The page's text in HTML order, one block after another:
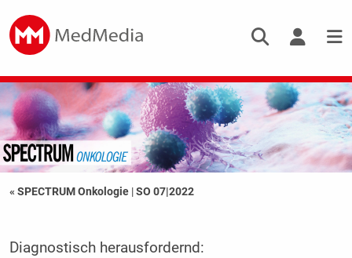
« SPECTRUM Onkologie |SO 07|2022
Diagnostisch herausfordernd: